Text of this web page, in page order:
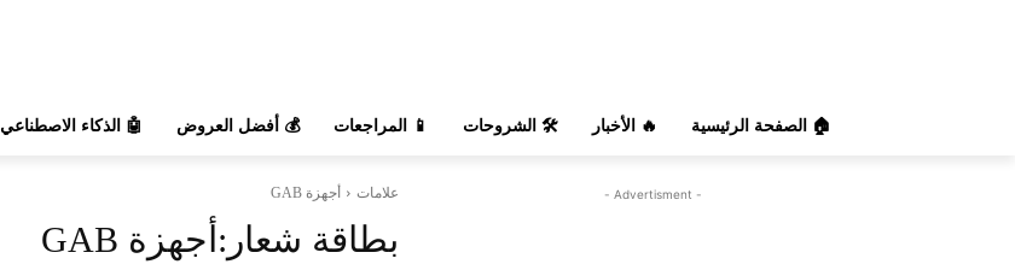
🏠 الصفحة الرئيسية 🔥 الأخبار 🛠️ الشروحات 📱 المراجعات 💰 أفضل العروض 🤖 الذكاء الاصطناعي
علامات أجهزة GAB
بطاقة شعار: أجهزة GAB
- Advertisment -